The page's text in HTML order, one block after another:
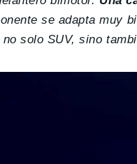
se adapta muy
solo SUV, sino